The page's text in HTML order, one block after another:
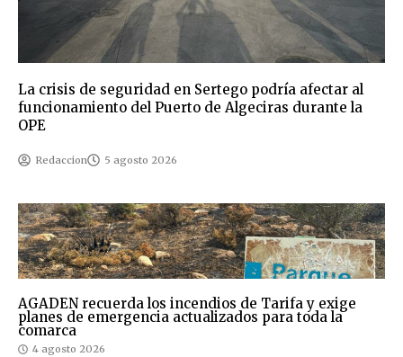
La crisis de seguridad en Sertego podría afectar al
funcionamiento del Puerto de Algeciras durante la
OPE
Redaccion 5 agosto 2026
AGADEN recuerda los incendios de Tarifa y exige
planes de emergencia actualizados para toda la
comarca
4 agosto 2026